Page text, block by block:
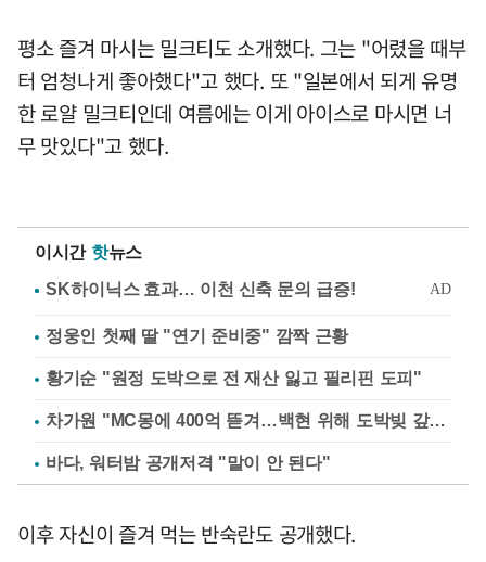
평소 즐겨 마시는 밀크티도 소개했다. 그는 "어렸을 때부
터 엄청나게 좋아했다"고 했다. 또 "일본에서 되게 유명
한 로얄 밀크티인데 여름에는 이게 아이스로 마시면 너
무 맛있다"고 했다.
이시간 핫뉴스
정웅인 첫째 딸 "연기 준비중" 깜짝 근황
황기순 "원정 도박으로 전 재산 잃고 필리핀 도피"
차가원 "MC몽에 400억 뜯겨…백현 위해 도박빚 갚아줘"
바다, 워터밤 공개저격 "말이 안 된다"
이후 자신이 즐겨 먹는 반숙란도 공개했다.